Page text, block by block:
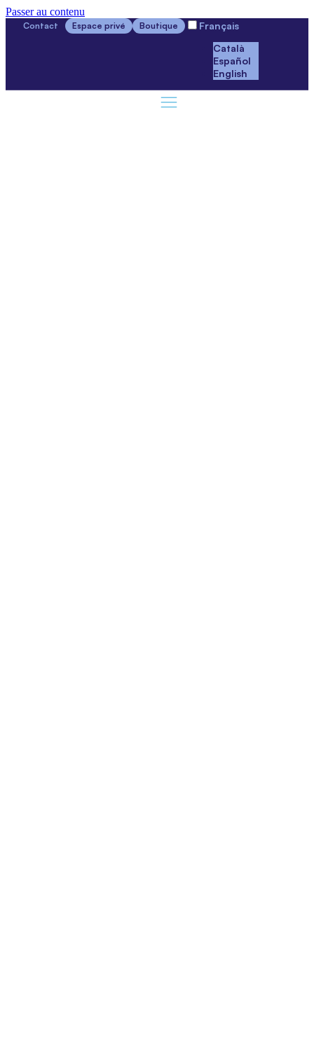
Passer au contenu
Contact Espace privé Boutique
Français
Català
Español
English